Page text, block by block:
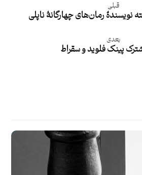
قبلی
نویسندۀ رمان‌های چهارگانۀ ناپلی
بعدی
پینک‌ فلوید و سقراط